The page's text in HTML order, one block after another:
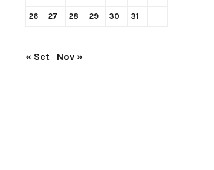
26 27 28 29 30 31
« Set Nov »